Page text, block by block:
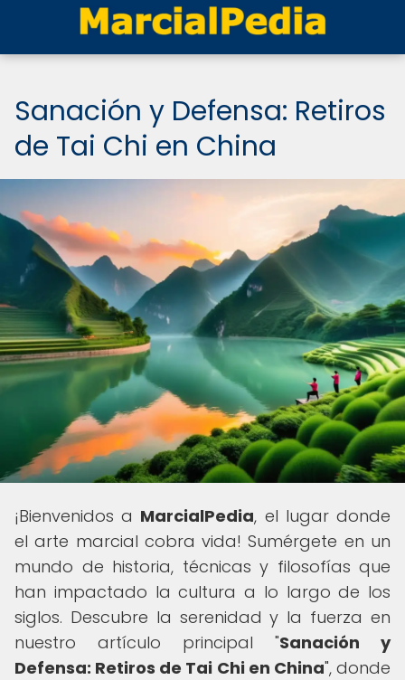
Sanación y Defensa: Retiros
de Tai Chi en China
¡Bienvenidos a MarcialPedia, el lugar donde
el arte marcial cobra vida! Sumérgete en un
mundo de historia, técnicas y filosofías que
han impactado la cultura a lo largo de los
siglos. Descubre la serenidad y la fuerza en
nuestro artículo principal "Sanación y
Defensa: Retiros de Tai Chi en China", donde